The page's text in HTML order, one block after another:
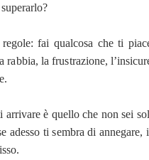
fai qualcosa che ti
rabbia, la frustrazione,
è quello che non sei
adesso ti sembra di